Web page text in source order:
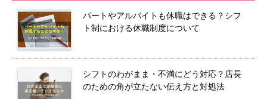
パートやアルバイトも休職はできる？シフ
ト制における休職制度について
シフトのわがまま・不満にどう対応？店長
のための角が立たない伝え方と対処法